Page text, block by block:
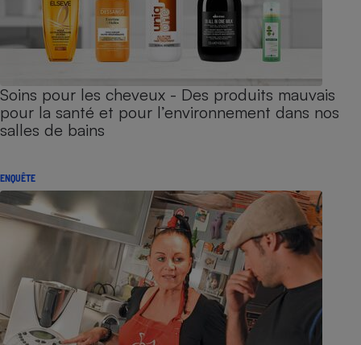
Soins pour les cheveux - Des produits mauvais
pour la santé et pour l’environnement dans nos
salles de bains
ENQUÊTE